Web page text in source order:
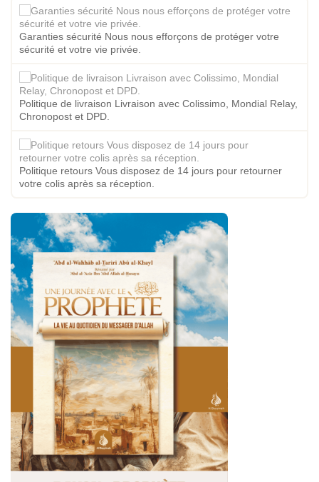
Garanties sécurité Nous nous efforçons de protéger votre
sécurité et votre vie privée.
Politique de livraison Livraison avec Colissimo, Mondial Relay,
Chronopost et DPD.
Politique retours Vous disposez de 14 jours pour retourner
votre colis après sa réception.